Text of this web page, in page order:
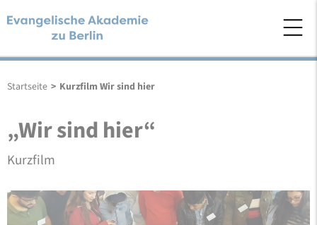
Startseite > Kurzfilm Wir sind hier
„Wir sind hier“
Kurzfilm